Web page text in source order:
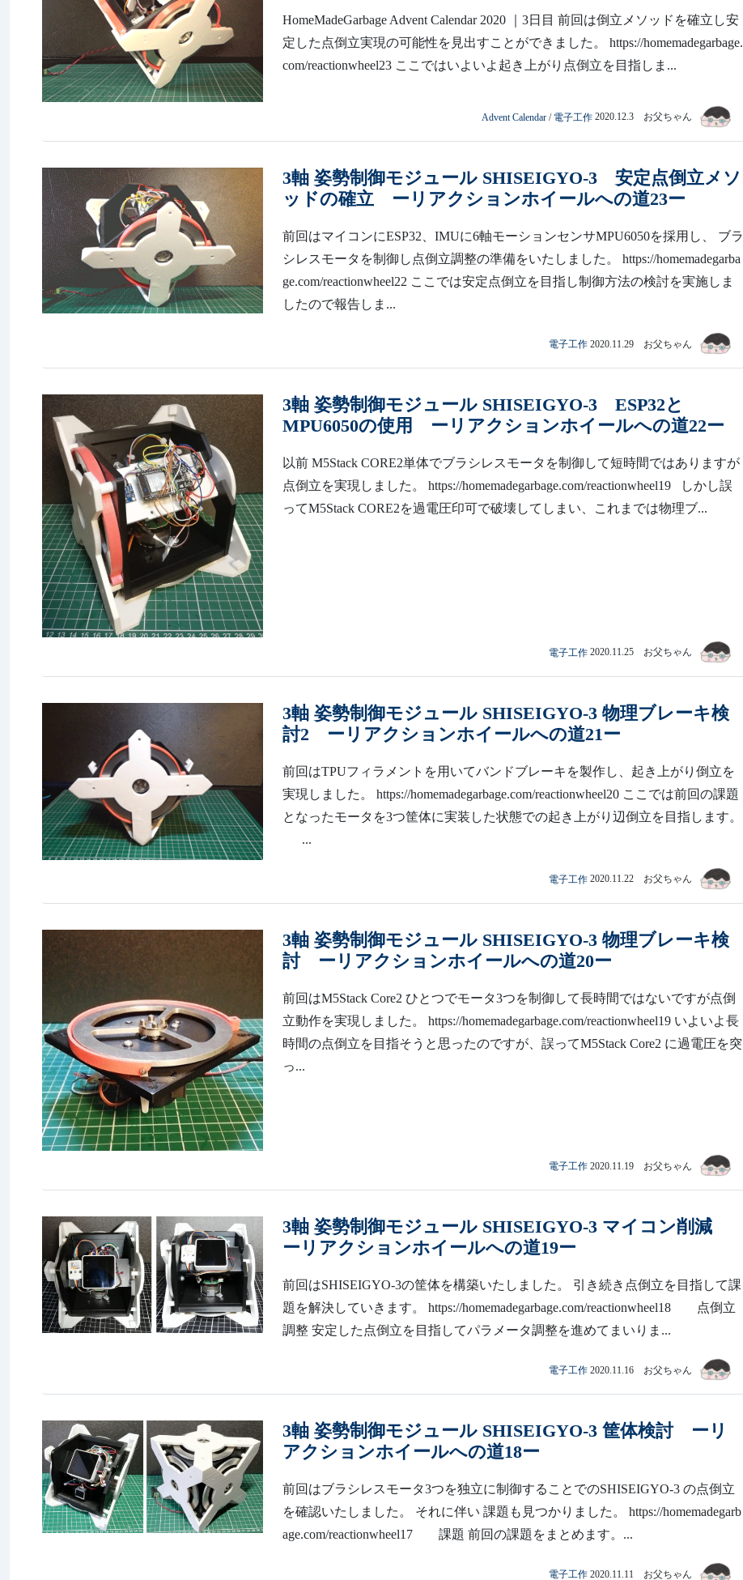
HomeMadeGarbage Advent Calendar 2020 ｜3日目 前回は倒立メソッドを確立し安
定した点倒立実現の可能性を見出すことができました。 https://homemadegarbage.
com/reactionwheel23 ここではいよいよ起き上がり点倒立を目指しま...
Advent Calendar / 電子工作 2020.12.3 お父ちゃん
3軸 姿勢制御モジュール SHISEIGYO-3 安定点倒立メソ
ッドの確立 ーリアクションホイールへの道23ー
前回はマイコンにESP32、IMUに6軸モーションセンサMPU6050を採用し、 ブラ
シレスモータを制御し点倒立調整の準備をいたしました。 https://homemadegarba
ge.com/reactionwheel22 ここでは安定点倒立を目指し制御方法の検討を実施しま
したので報告しま...
電子工作 2020.11.29 お父ちゃん
3軸 姿勢制御モジュール SHISEIGYO-3 ESP32と
MPU6050の使用 ーリアクションホイールへの道22ー
以前 M5Stack CORE2単体でブラシレスモータを制御して短時間ではありますが
点倒立を実現しました。 https://homemadegarbage.com/reactionwheel19 しかし誤
ってM5Stack CORE2を過電圧印可で破壊してしまい、これまでは物理ブ...
電子工作 2020.11.25 お父ちゃん
3軸 姿勢制御モジュール SHISEIGYO-3 物理ブレーキ検
討2 ーリアクションホイールへの道21ー
前回はTPUフィラメントを用いてバンドブレーキを製作し、起き上がり倒立を
実現しました。 https://homemadegarbage.com/reactionwheel20 ここでは前回の課題
となったモータを3つ筐体に実装した状態での起き上がり辺倒立を目指します。
...
電子工作 2020.11.22 お父ちゃん
3軸 姿勢制御モジュール SHISEIGYO-3 物理ブレーキ検
討 ーリアクションホイールへの道20ー
前回はM5Stack Core2 ひとつでモータ3つを制御して長時間ではないですが点倒
立動作を実現しました。 https://homemadegarbage.com/reactionwheel19 いよいよ長
時間の点倒立を目指そうと思ったのですが、誤ってM5Stack Core2 に過電圧を突
っ...
電子工作 2020.11.19 お父ちゃん
3軸 姿勢制御モジュール SHISEIGYO-3 マイコン削減
ーリアクションホイールへの道19ー
前回はSHISEIGYO-3の筐体を構築いたしました。 引き続き点倒立を目指して課
題を解決していきます。 https://homemadegarbage.com/reactionwheel18 点倒立
調整 安定した点倒立を目指してパラメータ調整を進めてまいりま...
電子工作 2020.11.16 お父ちゃん
3軸 姿勢制御モジュール SHISEIGYO-3 筐体検討 ーリ
アクションホイールへの道18ー
前回はブラシレスモータ3つを独立に制御することでのSHISEIGYO-3 の点倒立
を確認いたしました。 それに伴い 課題も見つかりました。 https://homemadegarb
age.com/reactionwheel17 課題 前回の課題をまとめます。...
電子工作 2020.11.11 お父ちゃん